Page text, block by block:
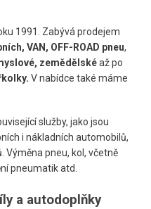
1991. Zabývá prodejem
VAN, OFF-ROAD pneu,
zemědělskéaž po
V nabídce také máme
služby, jako jsou
i nákladních automobilů,
Výměna pneu, kol, včetně
pneumatik atd.
a autodoplňky